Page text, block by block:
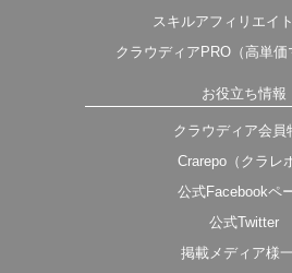
スキルアフィリエイ
クラウディアPRO（高単価
お役立ち情報
クラウディア会員
Crarepo（クラレ
公式Facebookペ
公式Twitter
掲載メディア様